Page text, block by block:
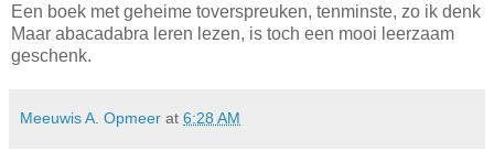
Een boek met geheime toverspreuken, tenminste, zo ik denk
Maar abacadabra leren lezen, is toch een mooi leerzaam
geschenk.
Meeuwis A. Opmeer at 6:28 AM